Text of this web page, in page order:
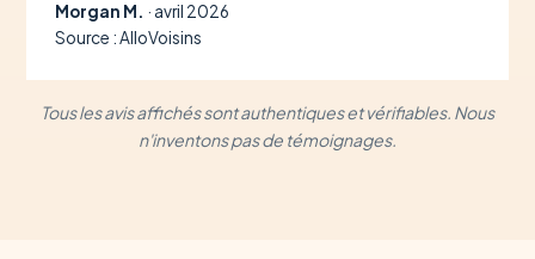
Morgan M. · avril 2026
Source : AlloVoisins
Tous les avis affichés sont authentiques et vérifiables. Nous
n'inventons pas de témoignages.